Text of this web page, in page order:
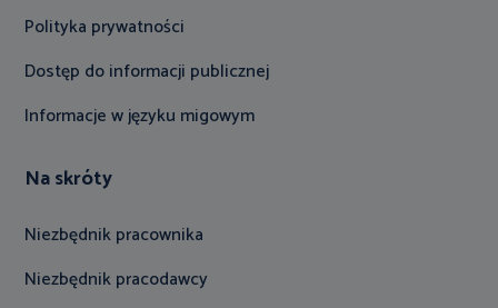
Polityka prywatności
Dostęp do informacji publicznej
Informacje w języku migowym
Na skróty
Niezbędnik pracownika
Niezbędnik pracodawcy